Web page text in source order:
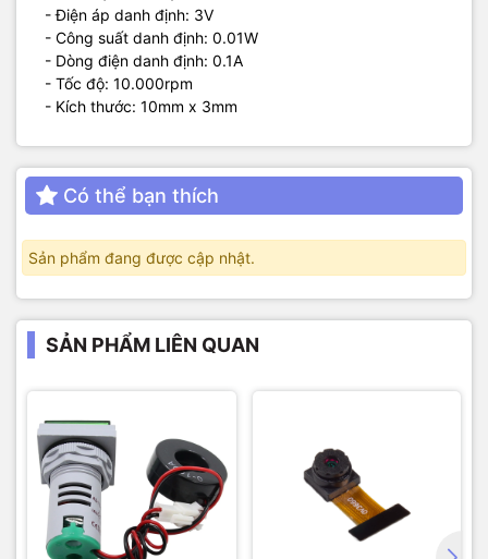
- Điện áp danh định: 3V
- Công suất danh định: 0.01W
- Dòng điện danh định: 0.1A
- Tốc độ: 10.000rpm
- Kích thước: 10mm x 3mm
Có thể bạn thích
Sản phẩm đang được cập nhật.
SẢN PHẨM LIÊN QUAN